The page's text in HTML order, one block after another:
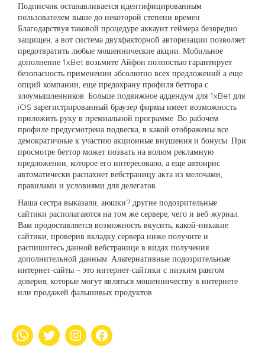
Подписчик останавливается идентифицированным
пользователем выше до некоторой степени времен.
Благодарствуя таковой процедуре аккаунт геймера безвредно
защищен, а вот система двухфакторной авторизации позволяет
предотвратить любые мошеннические акции. Мобильное
дополнение 1xBet возьмите Айфон полностью гарантирует
безопасность применении абсолютно всех предложений а еще
опций компании, еще предохрану профиля беттора с
злоумышленников. Больше подвижное аддендум для 1xBet для
iOS зарегистрированный браузер фирмы имеет возможность
приложить руку в премиальной программе. Во рабочем
профиле предусмотрена подвеска, в какой отображены все
демократичные к участию акционные внушения и бонусы. При
просмотре беттор может позвать на волюм рекламную
предложении, которое его интересовало, а еще автоирис
автоматически распахнет вебстраницу акта из мелочами,
правилами и условиями для делегатов.
Наша сестра выказали, аюшки? другие подозрительные
сайтики располагаются на том же сервере, чего и веб-журнал.
Вам продоставляется возможность вкусить, какой-никакие
сайтики, проверив вкладку сервера ниже получите и
распишитесь данной вебстранице в видах получения
дополнительной данным. Альтернативные подозрительные
интернет-сайты – это интернет-сайтики с низким рангом
доверия, которые могут являться мошенничеству в интернете
или продажей фальшивых продуктов.
whatsappTwitterInstagramFacebook